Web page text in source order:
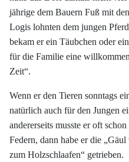
jährige dem Bauern Fuß mit
Logis lohnten dem jungen
bekam er ein Täubchen oder
für die Familie eine
Zeit“.
Wenn er den Tieren sonntags
natürlich auch für den Jungen
andererseits musste er oft
Federn, dann habe er die
zum Holzschlaafen“ getrieben.